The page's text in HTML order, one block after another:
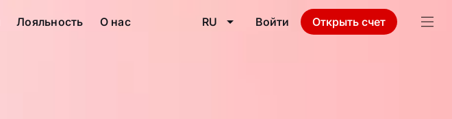
Лояльность О нас RU Войти Открыть счет